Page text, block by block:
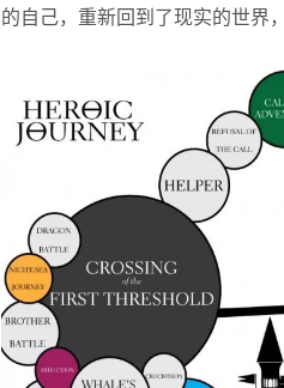
的自己，重新回到了现实的世界